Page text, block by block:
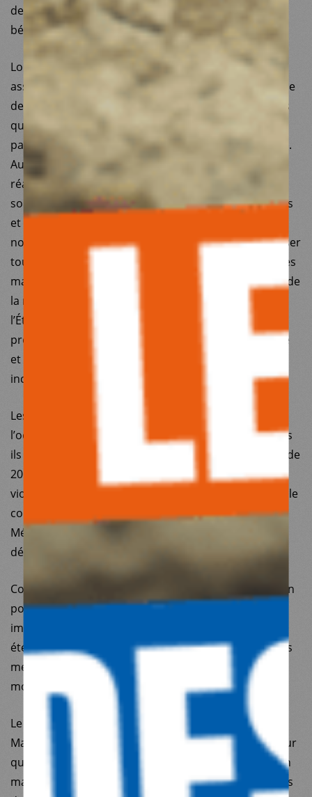
de projets grâce à l’engagement de nos équipes
bénévoles et salariées.
Lors des élections législatives de 2024, nous avons
assumé et porté, de manière historique, une consigne
de vote contre les idées d’extrême droite et les partis
qui les incarnent, ces derniers ayant des valeurs
parfaitement contraires à celles que nous défendons.
Au sein du collectif Nos Services Publics, nous avons
réaffirmé notre soutien à un système de santé
solidaire et à un État social doté de moyens financiers
et humains significatifs. Dans le même temps, et au
nom de l’éthique médicale, nous continuons de refuser
toute médecine qui viendrait à opposer les bons et les
mauvais patients, comme le souhaitent les chantres de
la remise en question régulière de l’aide médicale de
l’État (AME). Enfin, nous soutiendrons toujours un
projet de société démocratique fondé sur la diversité
et les contre-pouvoirs constructifs, comme ceux
incarnés par les associations.
Les Jeux Olympiques d’été de Paris 2024 ont été
l’occasion d’une émulation populaire indéniable, mais
ils ont aussi engendré un nettoyage social avec près de
20 000 expulsions préalables en Île-de-France. Cette
violence physique et symbolique a été dénoncée par le
collectif Le revers de la médaille, au sein duquel
Médecins du Monde s’est fortement investie pour
défendre les intérêts des plus précaires.
Concernant les enjeux migratoires, notre mobilisation
pour dénoncer les dérives du projet de loi asile et
immigration à l’encontre des droits fondamentaux a
été remarquée, ce alors que 2024 a été l’année la plus
meurtrière à la frontière franco-britannique avec au
moins 90 morts.
Le cyclone tropical Chido qui a balayé l’archipel de
Mayotte le 14 décembre 2024 a été le plus dévastateur
que sa population ait connu en un siècle. Destruction
massive de bidonvilles, de centres de santé, coupures